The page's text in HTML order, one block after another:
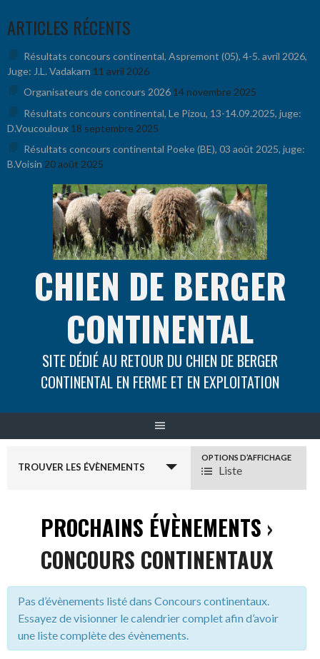
auARTICLES RÉCENTS
Résultats concours continental, Aspremont (05), 4-5. avril 2026,
Juge: J.L. Vadakarn 11 avril 2026
Organisateurs de concours 2026 14 novembre 2025
Résultats concours continental, Le Pizou, 13-14.09.2025, juge:
D.Voucouloux 18 septembre 2025
Résultats concours continental Poeke (BE), 03 août 2025, juge:
B.Voisin 20 août 2025
CHIEN DE BERGER
CONTINENTAL
SITE DÉDIÉ AU RETOUR DU CHIEN DE BERGER
CONTINENTAL EN FERME ET EN EXPLOITATION
TROUVER LES ÉVÈNEMENTS
NAVIGATION
PAR
L’AFFICHAGE
DES
ÉVÈNEMENTS
OPTIONS D’AFFICHAGE
Liste
PROCHAINS ÉVÈNEMENTS ›
CONCOURS CONTINENTAUX
Pas d’évènements listé dans Concours continentaux.
Essayez de visionner le calendrier complet afin d’avoir
une liste complète des évènements.